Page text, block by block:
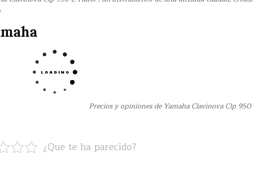
Precios y opiniones de Yamaha Clavinova Clp
¿Que te ha parecido?